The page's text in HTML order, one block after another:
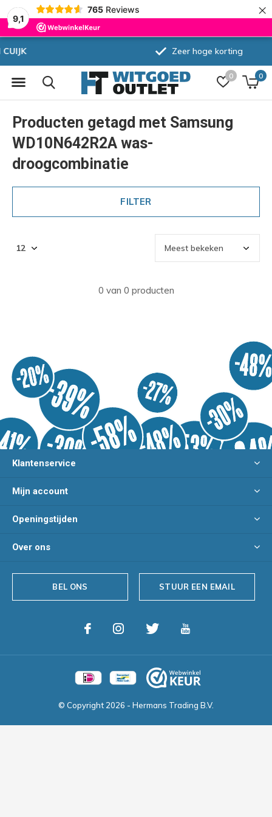
9,1
765 Reviews ×
0 0
Zeer hoge korting
Producten getagd met Samsung
WD10N642R2A was-
droogcombinatie
FILTER
0 van 0 producten
Klantenservice
Mijn account
Openingstijden
Over ons
BEL ONS STUUR EEN EMAIL
© Copyright 2026 - Hermans Trading B.V.